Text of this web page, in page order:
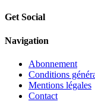
Get Social
Navigation
Abonnement
Conditions
Mentions légales
Contact